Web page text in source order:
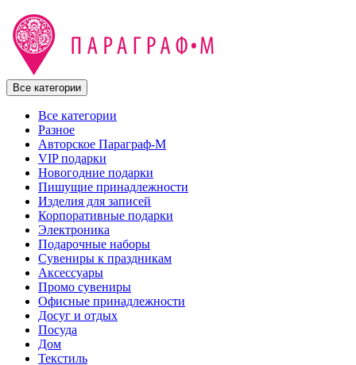
Все категории
Все категории
Разное
Авторское Параграф-М
VIP подарки
Новогодние подарки
Пишущие принадлежности
Изделия для записей
Корпоративные подарки
Электроника
Подарочные наборы
Сувениры к праздникам
Аксессуары
Промо сувениры
Офисные принадлежности
Досуг и отдых
Посуда
Дом
Текстиль